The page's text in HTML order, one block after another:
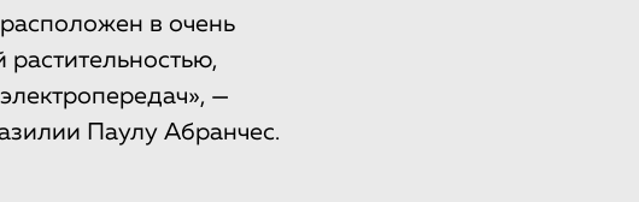
в очень
—
Паулу Абранчес.